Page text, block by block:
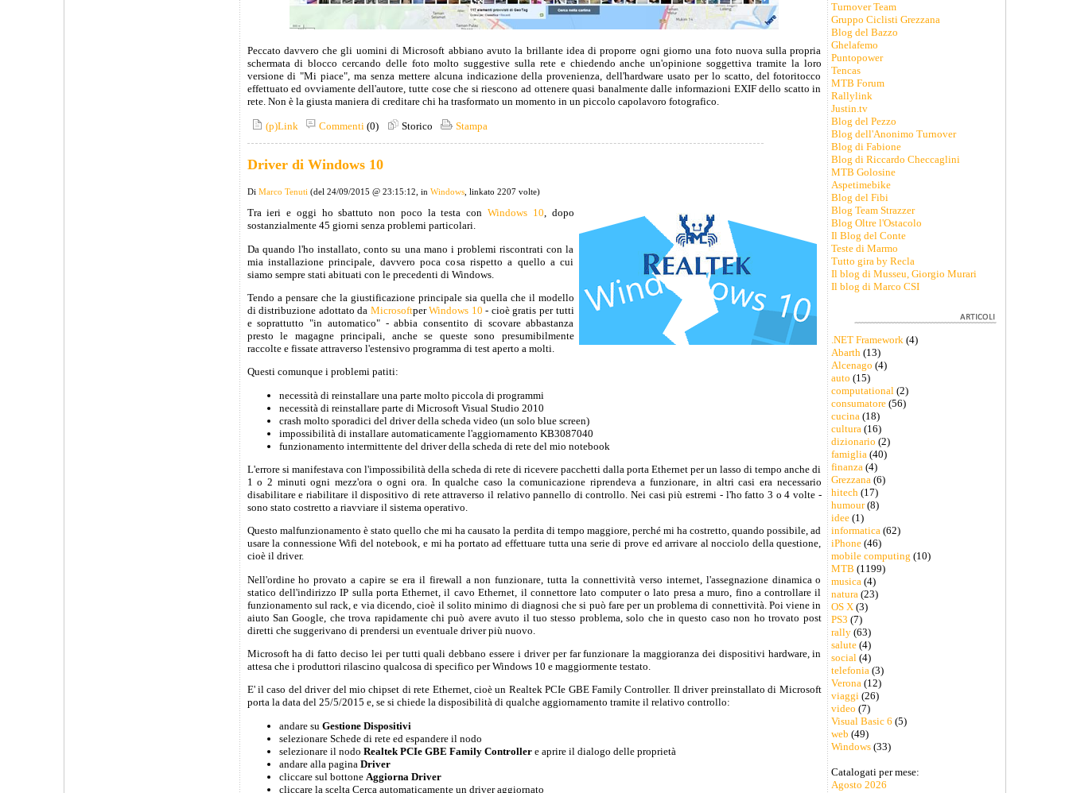
Peccato davvero che gli uomini di Microsoft abbiano avuto la brillante idea di proporre ogni giorno una foto nuova sulla propria
schermata di blocco cercando delle foto molto suggestive sulla rete e chiedendo anche un'opinione soggettiva tramite la loro
versione di "Mi piace", ma senza mettere alcuna indicazione della provenienza, dell'hardware usato per lo scatto, del fotoritocco
effettuato ed ovviamente dell'autore, tutte cose che si riescono ad ottenere quasi banalmente dalle informazioni EXIF dello scatto in
rete. Non è la giusta maniera di creditare chi ha trasformato un momento in un piccolo capolavoro fotografico.
(p)Link Commenti (0) Storico Stampa
Driver di Windows 10
Di Marco Tenuti (del 24/09/2015 @ 23:15:12, in Windows, linkato 2207 volte)
Tra ieri e oggi ho sbattuto non poco la testa con Windows 10, dopo
sostanzialmente 45 giorni senza problemi particolari.
Da quando l'ho installato, conto su una mano i problemi riscontrati con la
mia installazione principale, davvero poca cosa rispetto a quello a cui
siamo sempre stati abituati con le precedenti di Windows.
Tendo a pensare che la giustificazione principale sia quella che il modello
di distribuzione adottato da MicrosoftperWindows 10 - cioè gratis per tutti
e soprattutto "in automatico" - abbia consentito di scovare abbastanza
presto le magagne principali, anche se queste sono presumibilmente
raccolte e fissate attraverso l'estensivo programma di test aperto a molti.
Questi comunque i problemi patiti:
necessità di reinstallare una parte molto piccola di programmi
necessità di reinstallare parte di Microsoft Visual Studio 2010
crash molto sporadici del driver della scheda video (un solo blue screen)
impossibilità di installare automaticamente l'aggiornamento KB3087040
funzionamento intermittente del driver della scheda di rete del mio notebook
L'errore si manifestava con l'impossibilità della scheda di rete di ricevere pacchetti dalla porta Ethernet per un lasso di tempo anche di
1 o 2 minuti ogni mezz'ora o ogni ora. In qualche caso la comunicazione riprendeva a funzionare, in altri casi era necessario
disabilitare e riabilitare il dispositivo di rete attraverso il relativo pannello di controllo. Nei casi più estremi - l'ho fatto 3 o 4 volte -
sono stato costretto a riavviare il sistema operativo.
Questo malfunzionamento è stato quello che mi ha causato la perdita di tempo maggiore, perché mi ha costretto, quando possibile, ad
usare la connessione Wifi del notebook, e mi ha portato ad effettuare tutta una serie di prove ed arrivare al nocciolo della questione,
cioè il driver.
Nell'ordine ho provato a capire se era il firewall a non funzionare, tutta la connettività verso internet, l'assegnazione dinamica o
statico dell'indirizzo IP sulla porta Ethernet, il cavo Ethernet, il connettore lato computer o lato presa a muro, fino a controllare il
funzionamento sul rack, e via dicendo, cioè il solito minimo di diagnosi che si può fare per un problema di connettività. Poi viene in
aiuto San Google, che trova rapidamente chi può avere avuto il tuo stesso problema, solo che in questo caso non ho trovato post
diretti che suggerivano di prendersi un eventuale driver più nuovo.
Microsoft ha di fatto deciso lei per tutti quali debbano essere i driver per far funzionare la maggioranza dei dispositivi hardware, in
attesa che i produttori rilascino qualcosa di specifico per Windows 10 e maggiormente testato.
E' il caso del driver del mio chipset di rete Ethernet, cioè un Realtek PCIe GBE Family Controller. Il driver preinstallato di Microsoft
porta la data del 25/5/2015 e, se si chiede la disposibilità di qualche aggiornamento tramite il relativo controllo:
andare su Gestione Dispositivi
selezionare Schede di rete ed espandere il nodo
selezionare il nodo Realtek PCIe GBE Family Controllere aprire il dialogo delle proprietà
andare alla pagina Driver
cliccare sul bottone Aggiorna Driver
cliccare la scelta Cerca automaticamente un driver aggiornato
Turnover Team
Gruppo Ciclisti Grezzana
Blog del Bazzo
Ghelafemo
Puntopower
Tencas
MTB Forum
Rallylink
Justin.tv
Blog del Pezzo
Blog dell'Anonimo Turnover
Blog di Fabione
Blog di Riccardo Checcaglini
MTB Golosine
Aspetimebike
Blog del Fibi
Blog Team Strazzer
Blog Oltre l'Ostacolo
Il Blog del Conte
Teste di Marmo
Tutto gira by Recla
Il blog di Musseu, Giorgio Murari
Il blog di Marco CSI
.NET Framework(4)
Abarth(13)
Alcenago (4)
auto (15)
computational(2)
consumatore(56)
cucina(18)
cultura(16)
dizionario (2)
famiglia(40)
finanza(4)
Grezzana(6)
hitech(17)
humour(8)
idee(1)
informatica(62)
iPhone(46)
mobile computing (10)
MTB (1199)
musica(4)
natura(23)
OS X(3)
PS3 (7)
rally(63)
salute(4)
social(4)
telefonia(3)
Verona(12)
viaggi(26)
video (7)
Visual Basic 6 (5)
web (49)
Windows(33)
Catalogati per mese:
Agosto 2026